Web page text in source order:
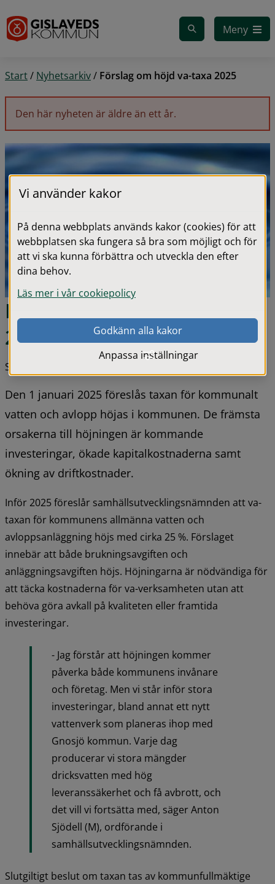
Meny
Start/ Nyhetsarkiv/ Förslag om höjd va-taxa 2025
Den här nyheten är äldre än ett år.
Förslag om höjd va-taxa
2025
Senast uppdaterad 12 september 2024
Den 1 januari 2025 föreslås taxan för kommunalt
vatten och avlopp höjas i kommunen. De främsta
orsakerna till höjningen är kommande
investeringar, ökade kapitalkostnaderna samt
ökning av driftkostnader.
Inför 2025 föreslår samhällsutvecklingsnämnden att va-
taxan för kommunens allmänna vatten och
avloppsanläggning höjs med cirka 25 %. Förslaget
innebär att både brukningsavgiften och
anläggningsavgiften höjs. Höjningarna är nödvändiga för
att täcka kostnaderna för va-verksamheten utan att
behöva göra avkall på kvaliteten eller framtida
investeringar.
­- Jag förstår att höjningen kommer
påverka både kommunens invånare
och företag. Men vi står inför stora
investeringar, bland annat ett nytt
vattenverk som planeras ihop med
Gnosjö kommun. Varje dag
producerar vi stora mängder
dricksvatten med hög
leveranssäkerhet och få avbrott, och
det vill vi fortsätta med, säger Anton
Sjödell (M), ordförande i
samhällsutvecklingsnämnden.
Slutgiltigt beslut om taxan tas av kommunfullmäktige
Vi använder kakor
På denna webbplats används kakor (cookies) för att
webbplatsen ska fungera så bra som möjligt och för
att vi ska kunna förbättra och utveckla den efter
dina behov.
Läs mer i vår cookiepolicy
Godkänn alla kakor
Anpassa inställningar